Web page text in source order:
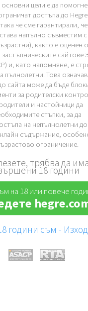
цели е да
достъпа до
че сме гарантирали, че
напълно съвместим с
както е оценен
сайтове
и, като напомняне, е
пълнолетни. Това
сайта може да бъде
за родителски
и настойници да
стъпки, за да
на непълнолетни до
съдържание,
ограничение.
трябва да
18 години
на 18 или повече
години съм - Изход